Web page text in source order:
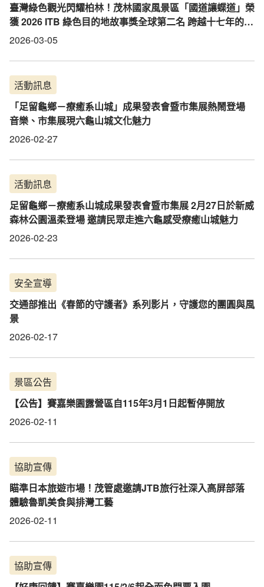
臺灣綠色觀光閃耀柏林！茂林國家風景區「國道讓蝶道」榮
獲 2026 ITB 綠色目的地故事獎全球第二名 跨越十七年的保
育堅持 展現臺灣生態觀光與永續發展實力
2026-03-05
活動訊息
「足留龜鄉－療癒系山城」成果發表會暨市集展熱鬧登場
音樂、市集展現六龜山城文化魅力
2026-02-27
活動訊息
足留龜鄉－療癒系山城成果發表會暨市集展 2月27日於新威
森林公園溫柔登場 邀請民眾走進六龜感受療癒山城魅力
2026-02-23
安全宣導
交通部推出《春節的守護者》系列影片，守護您的團圓與風
景
2026-02-17
景區公告
【公告】賽嘉樂園露營區自115年3月1日起暫停開放
2026-02-11
協助宣傳
瞄準日本旅遊市場！茂管處邀請JTB旅行社深入高屏部落
體驗魯凱美食與排灣工藝
2026-02-11
協助宣傳